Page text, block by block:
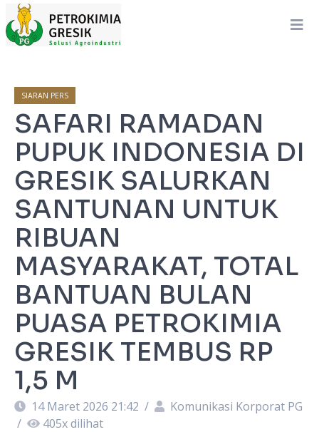
SIARAN PERS
SAFARI RAMADAN
PUPUK INDONESIA DI
GRESIK SALURKAN
SANTUNAN UNTUK
RIBUAN
MASYARAKAT, TOTAL
BANTUAN BULAN
PUASA PETROKIMIA
GRESIK TEMBUS RP
1,5 M
14 Maret 2026 21:42 /
Komunikasi Korporat PG
/
405x dilihat